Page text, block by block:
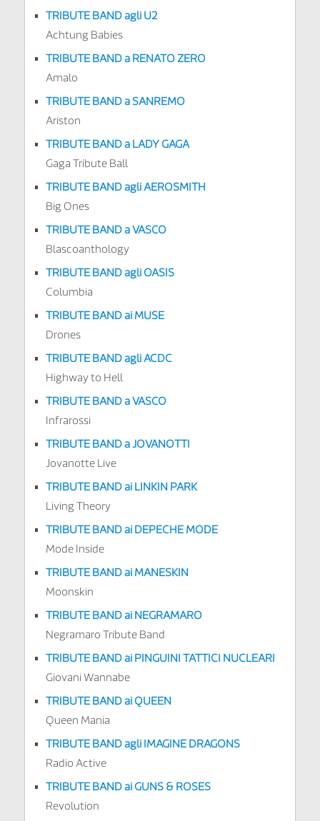
TRIBUTE BAND agli U2
Achtung Babies
TRIBUTE BAND a RENATO ZERO
Amalo
TRIBUTE BAND a SANREMO
Ariston
TRIBUTE BAND a LADY GAGA
Gaga Tribute Ball
TRIBUTE BAND agli AEROSMITH
Big Ones
TRIBUTE BAND a VASCO
Blascoanthology
TRIBUTE BAND agli OASIS
Columbia
TRIBUTE BAND ai MUSE
Drones
TRIBUTE BAND agli ACDC
Highway to Hell
TRIBUTE BAND a VASCO
Infrarossi
TRIBUTE BAND a JOVANOTTI
Jovanotte Live
TRIBUTE BAND ai LINKIN PARK
Living Theory
TRIBUTE BAND ai DEPECHE MODE
Mode Inside
TRIBUTE BAND ai MANESKIN
Moonskin
TRIBUTE BAND ai NEGRAMARO
Negramaro Tribute Band
TRIBUTE BAND ai PINGUINI TATTICI NUCLEARI
Giovani Wannabe
TRIBUTE BAND ai QUEEN
Queen Mania
TRIBUTE BAND agli IMAGINE DRAGONS
Radio Active
TRIBUTE BAND ai GUNS & ROSES
Revolution